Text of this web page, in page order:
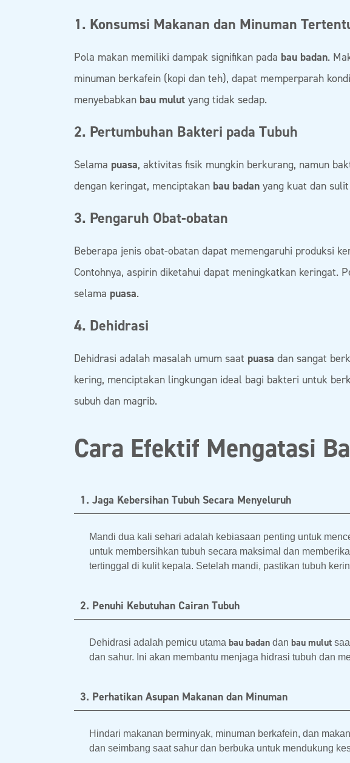
1. Konsumsi Makanan dan Minuman
Pola makan memiliki dampak signifikan pada bau badan.
minuman berkafein (kopi dan teh), dapat memperparah
menyebabkan bau mulut yang tidak sedap.
2. Pertumbuhan Bakteri pada Tubuh
Selama puasa, aktivitas fisik mungkin berkurang, namun
dengan keringat, menciptakan bau badan yang kuat dan
3. Pengaruh Obat-obatan
Beberapa jenis obat-obatan dapat memengaruhi produksi
Contohnya, aspirin diketahui dapat meningkatkan keringat.
selama puasa.
4. Dehidrasi
Dehidrasi adalah masalah umum saat puasa dan sangat
kering, menciptakan lingkungan ideal bagi bakteri untuk
subuh dan magrib.
Cara Efektif Mengatasi
1. Jaga Kebersihan Tubuh Secara Menyeluruh
Mandi dua kali sehari adalah kebiasaan penting untuk
untuk membersihkan tubuh secara maksimal dan
tertinggal di kulit kepala. Setelah mandi, pastikan tubuh
2. Penuhi Kebutuhan Cairan Tubuh
Dehidrasi adalah pemicu utama bau badan dan bau mulut
dan sahur. Ini akan membantu menjaga hidrasi tubuh dan
3. Perhatikan Asupan Makanan dan Minuman
Hindari makanan berminyak, minuman berkafein, dan
dan seimbang saat sahur dan berbuka untuk mendukung